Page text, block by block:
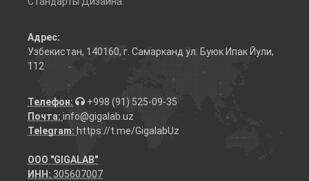
Адрес:
Узбекистан, 140160, г. Самарканд ул. Буюк Ипак Йули,
112
Телефон:
+998 (91) 525-09-35
Почта: info@gigalab.uz
Telegram: https://t.me/GigalabUz
ООО "GIGALAB"
ИНН: 305607007